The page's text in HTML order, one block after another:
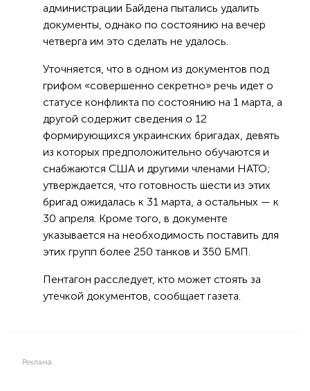
администрации Байдена пытались удалить
документы, однако по состоянию на вечер
четверга им это сделать не удалось.
Уточняется, что в одном из документов под
грифом «совершенно секретно» речь идет о
статусе конфликта по состоянию на 1 марта, а
другой содержит сведения о 12
формирующихся украинских бригадах, девять
из которых предположительно обучаются и
снабжаются США и другими членами НАТО;
утверждается, что готовность шести из этих
бригад ожидалась к 31 марта, а остальных — к
30 апреля. Кроме того, в документе
указывается на необходимость поставить для
этих групп более 250 танков и 350 БМП.
Пентагон расследует, кто может стоять за
утечкой документов, сообщает газета.
Реклама